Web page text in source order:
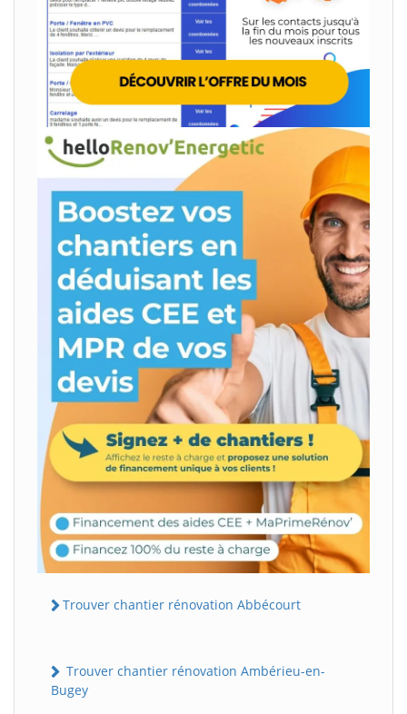
Trouver chantier rénovation Abbécourt
Trouver chantier rénovation Ambérieu-en-
Bugey